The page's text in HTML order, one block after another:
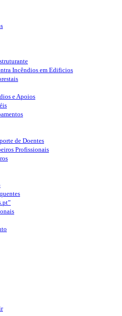
Incêndios em Edificios
e Apoios
de Doentes
Profissionais